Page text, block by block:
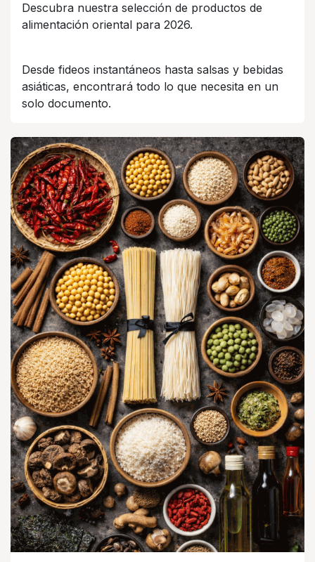
Descubra nuestra selección de productos de
alimentación oriental para 2026.
Desde fideos instantáneos hasta salsas y bebidas
asiáticas, encontrará todo lo que necesita en un
solo documento.